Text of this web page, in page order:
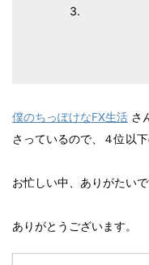
僕のちっぽけなFX生活 さ
さっているので、４位以
お忙しい中、ありがたいで
ありがとうございます。